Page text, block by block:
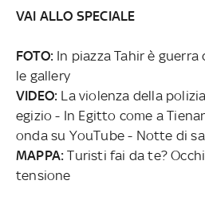
VAI ALLO SPECIALE
FOTO: In piazza Tahir è
le gallery
VIDEO: La violenza della
egizio - In Egitto come a
onda su YouTube - Notte di
MAPPA: Turisti fai da te?
tensione